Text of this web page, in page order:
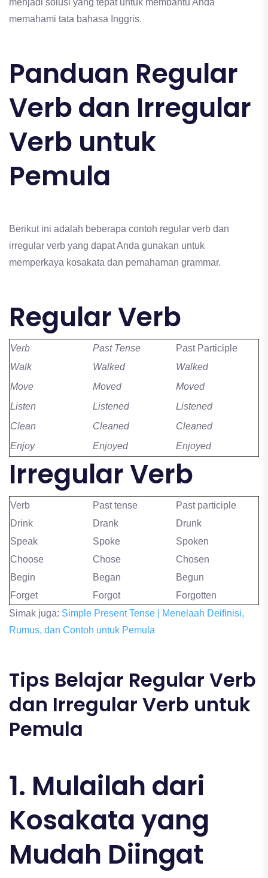
menjadi solusi yang tepat untuk membantu Anda
memahami tata bahasa Inggris.
Panduan Regular
Verb dan Irregular
Verb untuk
Pemula
Berikut ini adalah beberapa contoh regular verb dan
irregular verb yang dapat Anda gunakan untuk
memperkaya kosakata dan pemahaman grammar.
Regular Verb
Verb Past Tense
Past Participle
Walk
Walked
Walked
Move
Moved
Moved
Listen
Listened
Listened
Clean
Cleaned
Cleaned
Enjoy
Enjoyed Enjoyed
Irregular Verb
Verb Past tense
Past participle
Drink
Drank
Drunk
Speak
Spoke
Spoken
Choose
Chose
Chosen
Begin
Began
Begun
Forget
Forgot
Forgotten
Simak juga: Simple Present Tense | Menelaah Deifinisi,
Rumus, dan Contoh untuk Pemula
Tips Belajar Regular Verb
dan Irregular Verb untuk
Pemula
1. Mulailah dari
Kosakata yang
Mudah Diingat